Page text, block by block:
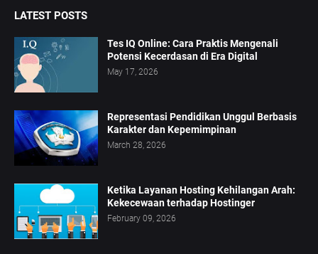
LATEST POSTS
Tes IQ Online: Cara Praktis Mengenali
Potensi Kecerdasan di Era Digital
May 17, 2026
Representasi Pendidikan Unggul Berbasis
Karakter dan Kepemimpinan
March 28, 2026
Ketika Layanan Hosting Kehilangan Arah:
Kekecewaan terhadap Hostinger
February 09, 2026